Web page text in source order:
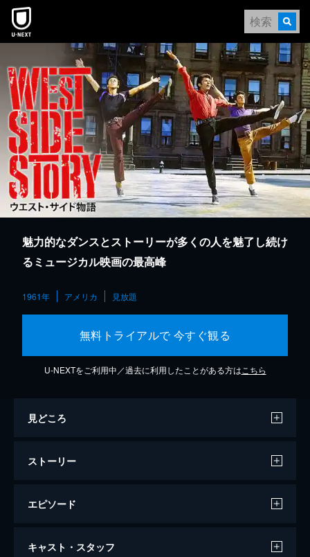
本文へスキップ
魅力的なダンスとストーリーが多くの人を魅了し続け
るミュージカル映画の最高峰
1961年 アメリカ 見放題
無料トライアルで 今すぐ観る
U-NEXTをご利用中／過去に利用したことがある方は こちら
見どころ
ストーリー
エピソード
ウエスト・サイド物語
キャスト・スタッフ